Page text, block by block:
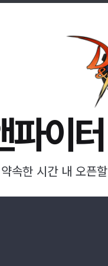
파이
약속한 시간 내 오픈